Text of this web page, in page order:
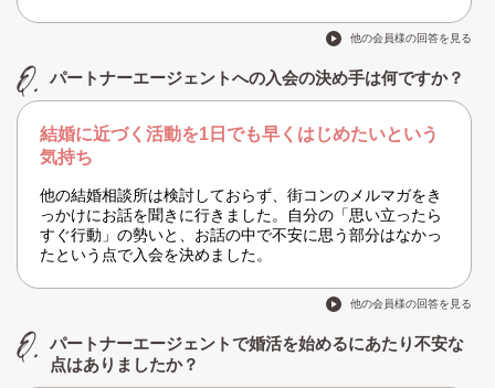
他の会員様の回答を見る
パートナーエージェントへの入会の決め手は何ですか？
結婚に近づく活動を1日でも早くはじめたいという
気持ち
他の結婚相談所は検討しておらず、街コンのメルマガをき
っかけにお話を聞きに行きました。自分の「思い立ったら
すぐ行動」の勢いと、お話の中で不安に思う部分はなかっ
たという点で入会を決めました。
他の会員様の回答を見る
パートナーエージェントで婚活を始めるにあたり不安な
点はありましたか？